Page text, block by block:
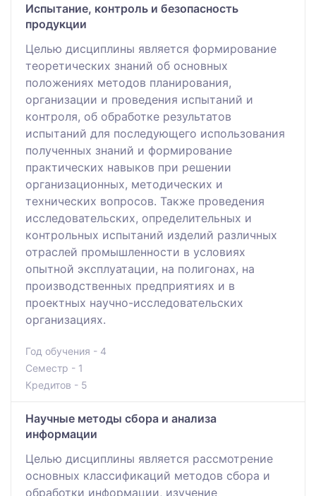
Испытание, контроль и безопасность
продукции
Целью дисциплины является формирование
теоретических знаний об основных
положениях методов планирования,
организации и проведения испытаний и
контроля, об обработке результатов
испытаний для последующего использования
полученных знаний и формирование
практических навыков при решении
организационных, методических и
технических вопросов. Также проведения
исследовательских, определительных и
контрольных испытаний изделий различных
отраслей промышленности в условиях
опытной эксплуатации, на полигонах, на
производственных предприятиях и в
проектных научно-исследовательских
организациях.
Год обучения - 4
Семестр - 1
Кредитов - 5
Научные методы сбора и анализа
информации
Целью дисциплины является рассмотрение
основных классификаций методов сбора и
обработки информации, изучение